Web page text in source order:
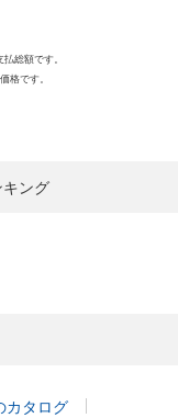
総額です。
格です。
ング
カタログ